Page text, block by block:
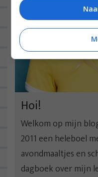
Hoi!
Welkom op mijn
2011 een heleboel
avondmaaltjes en
dagboek over mijn